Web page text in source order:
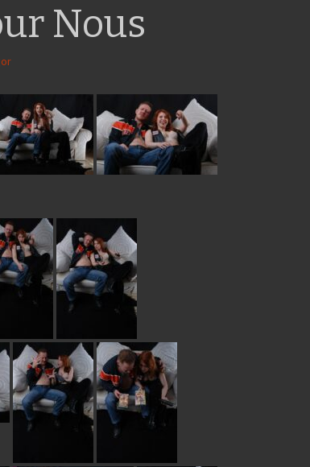
Mac Gregor
Nous